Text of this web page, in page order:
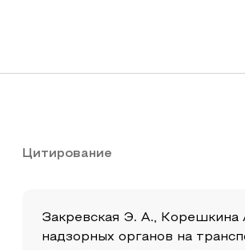
Цитирование
Закревская Э. А., Корешкина
надзорных органов на